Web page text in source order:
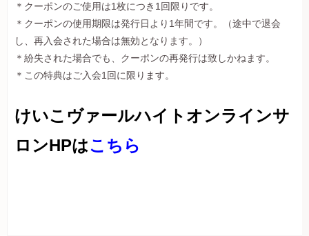
＊クーポンのご使用は1枚につき1回限りです。
＊クーポンの使用期限は発行日より1年間です。（途中で退会
し、再入会された場合は無効となります。）
＊紛失された場合でも、クーポンの再発行は致しかねます。
＊この特典はご入会1回に限ります。
けいこヴァールハイトオンラインサ
ロンHPはこちら